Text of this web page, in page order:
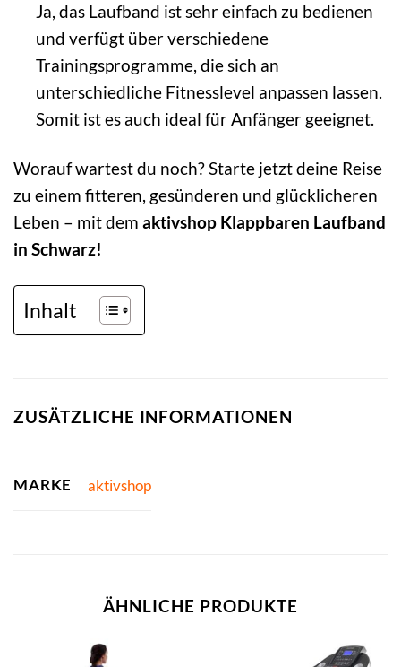
Ja, das Laufband ist sehr einfach zu bedienen
und verfügt über verschiedene
Trainingsprogramme, die sich an
unterschiedliche Fitnesslevel anpassen lassen.
Somit ist es auch ideal für Anfänger geeignet.
Worauf wartest du noch? Starte jetzt deine Reise
zu einem fitteren, gesünderen und glücklicheren
Leben – mit dem aktivshop Klappbaren Laufband
in Schwarz!
Inhalt
ZUSÄTZLICHE INFORMATIONEN
MARKE aktivshop
ÄHNLICHE PRODUKTE